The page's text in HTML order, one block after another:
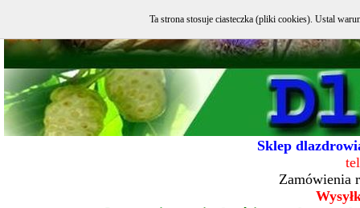
Sklep
Zamówienia
Ta strona stosuje ciasteczka (pliki cookies). Ustal